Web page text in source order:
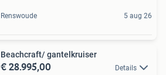
Renswoude 5 aug 26
Beachcraft/ gantelkruiser
€ 28.995,00 Details